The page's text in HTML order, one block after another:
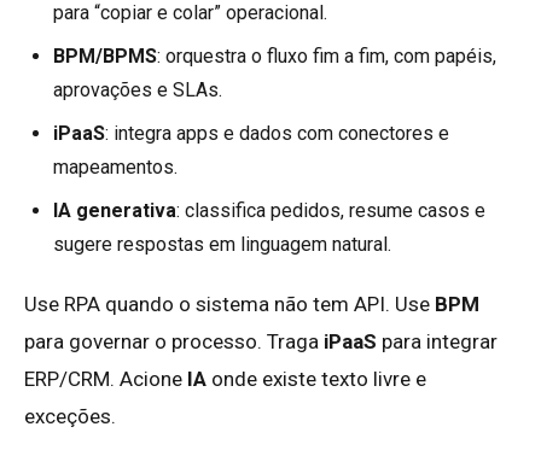
para “copiar e colar” operacional.
BPM/BPMS: orquestra o fluxo fim a fim, com papéis,
aprovações e SLAs.
iPaaS: integra apps e dados com conectores e
mapeamentos.
IA generativa: classifica pedidos, resume casos e
sugere respostas em linguagem natural.
Use RPA quando o sistema não tem API. Use BPM
para governar o processo. Traga iPaaS para integrar
ERP/CRM. Acione IA onde existe texto livre e
exceções.